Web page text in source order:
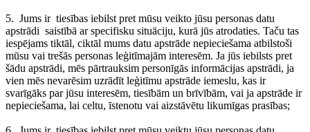
5. Jums ir tiesības iebilst pret mūsu veikto jūsu personas datu
apstrādi saistībā ar specifisku situāciju, kurā jūs atrodaties. Taču tas
iespējams tiktāl, ciktāl mums datu apstrāde nepieciešama atbilstoši
mūsu vai trešās personas leģitīmajām interesēm. Ja jūs iebilsts pret
šādu apstrādi, mēs pārtrauksim personīgās informācijas apstrādi, ja
vien mēs nevarēsim uzrādīt leģitīmu apstrāde iemeslu, kas ir
svarīgāks par jūsu interesēm, tiesībām un brīvībām, vai ja apstrāde ir
nepieciešama, lai celtu, īstenotu vai aizstāvētu likumīgas prasības;